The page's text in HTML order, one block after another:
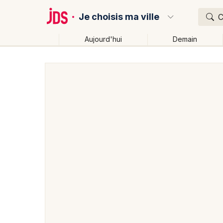
Je choisis ma ville
Aujourd'hui Demain